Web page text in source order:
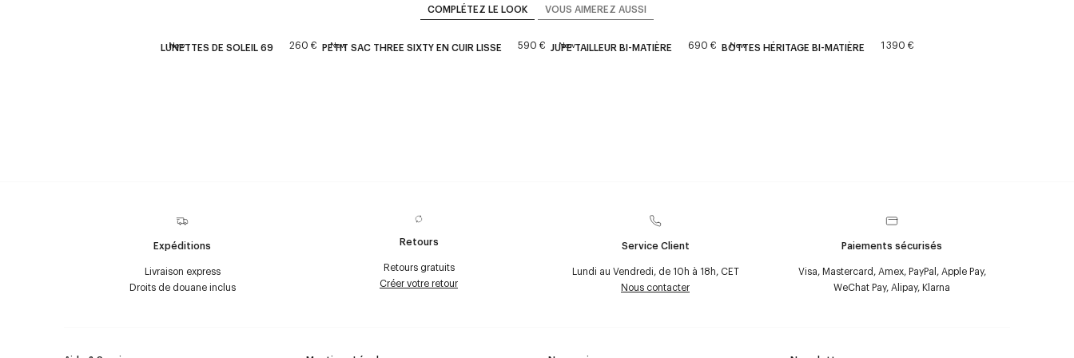
COMPLÉTEZ LE LOOK VOUS AIMEREZ AUSSI
New
LUNETTES DE SOLEIL 69 260 € New
PETIT SAC THREE SIXTY EN CUIR LISSE 590 € New
JUPE TAILLEUR BI-MATIÈRE 690 € New
BOTTES HÉRITAGE BI-MATIÈRE 1 390 €
Expéditions
Livraison express
Droits de douane inclus
Retours
Retours gratuits
Créer votre retour
Service Client
Lundi au Vendredi, de 10h à 18h, CET
Nous contacter
Paiements sécurisés
Visa, Mastercard, Amex, PayPal, Apple Pay,
WeChat Pay, Alipay, Klarna